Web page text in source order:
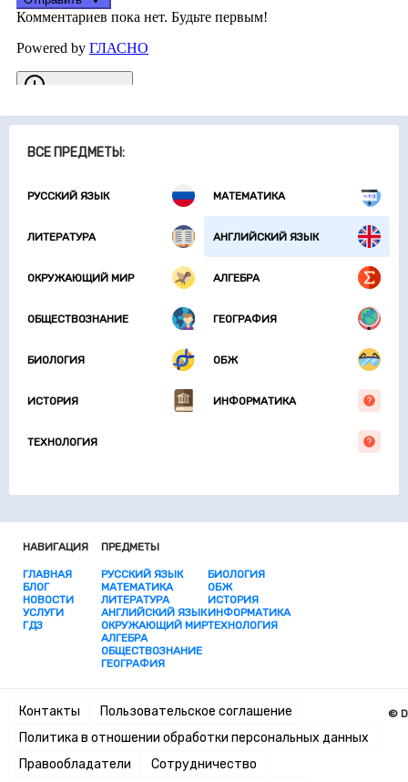
ВСЕ ПРЕДМЕТЫ:
РУССКИЙ ЯЗЫК МАТЕМАТИКА
ЛИТЕРАТУРА АНГЛИЙСКИЙ ЯЗЫК
ОКРУЖАЮЩИЙ МИР АЛГЕБРА
ОБЩЕСТВОЗНАНИЕ ГЕОГРАФИЯ
БИОЛОГИЯ ОБЖ
ИСТОРИЯ ИНФОРМАТИКА
ТЕХНОЛОГИЯ
НАВИГАЦИЯ
ГЛАВНАЯ
БЛОГ
НОВОСТИ
УСЛУГИ
ГДЗ
ПРЕДМЕТЫ
РУССКИЙ ЯЗЫК
МАТЕМАТИКА
ЛИТЕРАТУРА
АНГЛИЙСКИЙ ЯЗЫК
ОКРУЖАЮЩИЙ МИР
АЛГЕБРА
ОБЩЕСТВОЗНАНИЕ
ГЕОГРАФИЯ
БИОЛОГИЯ
ОБЖ
ИСТОРИЯ
ИНФОРМАТИКА
ТЕХНОЛОГИЯ
Контакты
Пользовательское соглашение
Политика в отношении обработки персональных данных
Правообладатели
Сотрудничество
©